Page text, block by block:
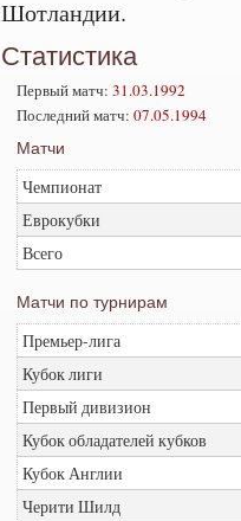
Шотландии.
Статистика
Первый матч: 31.03.1992
Последний матч: 07.05.1994
Матчи
Чемпионат
Еврокубки
Всего
Матчи по турнирам
Премьер-лига
Кубок лиги
Первый дивизион
Кубок обладателей кубков
Кубок Англии
Черити Шилд